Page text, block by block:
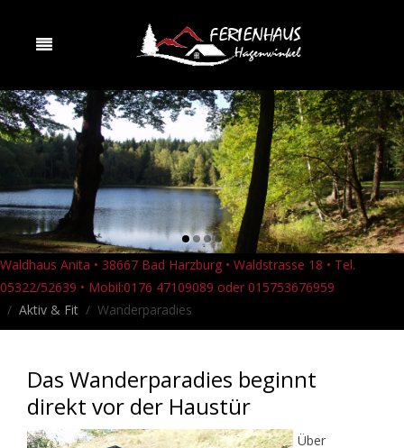
Waldhaus Anita • 38667 Bad Harzburg • Waldstrasse 18 • Tel.
05322/52639 • Mobil:0176 47109089 oder 015753676959
Aktiv & Fit
Wanderparadies
Das Wanderparadies beginnt
direkt vor der Haustür
Über